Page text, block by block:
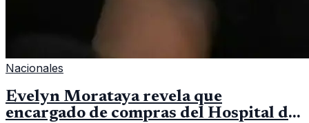
Nacionales
Evelyn Morataya revela que
encargado de compras del Hospital de